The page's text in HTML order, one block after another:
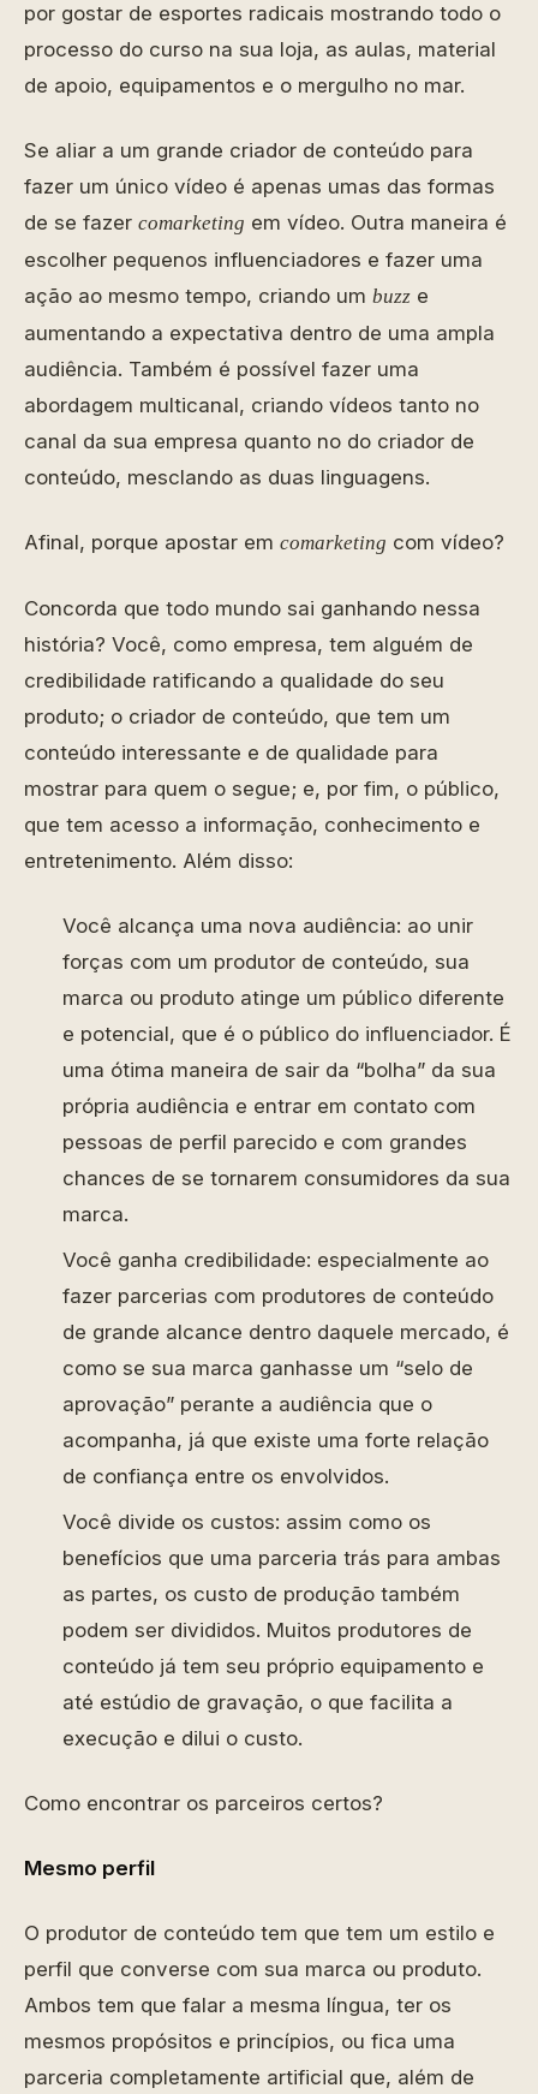
por gostar de esportes radicais mostrando todo o
processo do curso na sua loja, as aulas, material
de apoio, equipamentos e o mergulho no mar.
Se aliar a um grande criador de conteúdo para
fazer um único vídeo é apenas umas das formas
de se fazer comarketing em vídeo. Outra maneira é
escolher pequenos influenciadores e fazer uma
ação ao mesmo tempo, criando um buzz e
aumentando a expectativa dentro de uma ampla
audiência. Também é possível fazer uma
abordagem multicanal, criando vídeos tanto no
canal da sua empresa quanto no do criador de
conteúdo, mesclando as duas linguagens.
Afinal, porque apostar em comarketing com vídeo?
Concorda que todo mundo sai ganhando nessa
história? Você, como empresa, tem alguém de
credibilidade ratificando a qualidade do seu
produto; o criador de conteúdo, que tem um
conteúdo interessante e de qualidade para
mostrar para quem o segue; e, por fim, o público,
que tem acesso a informação, conhecimento e
entretenimento. Além disso:
Você alcança uma nova audiência: ao unir
forças com um produtor de conteúdo, sua
marca ou produto atinge um público diferente
e potencial, que é o público do influenciador. É
uma ótima maneira de sair da “bolha” da sua
própria audiência e entrar em contato com
pessoas de perfil parecido e com grandes
chances de se tornarem consumidores da sua
marca.
Você ganha credibilidade: especialmente ao
fazer parcerias com produtores de conteúdo
de grande alcance dentro daquele mercado, é
como se sua marca ganhasse um “selo de
aprovação” perante a audiência que o
acompanha, já que existe uma forte relação
de confiança entre os envolvidos.
Você divide os custos: assim como os
benefícios que uma parceria trás para ambas
as partes, os custo de produção também
podem ser divididos. Muitos produtores de
conteúdo já tem seu próprio equipamento e
até estúdio de gravação, o que facilita a
execução e dilui o custo.
Como encontrar os parceiros certos?
Mesmo perfil
O produtor de conteúdo tem que tem um estilo e
perfil que converse com sua marca ou produto.
Ambos tem que falar a mesma língua, ter os
mesmos propósitos e princípios, ou fica uma
parceria completamente artificial que, além de